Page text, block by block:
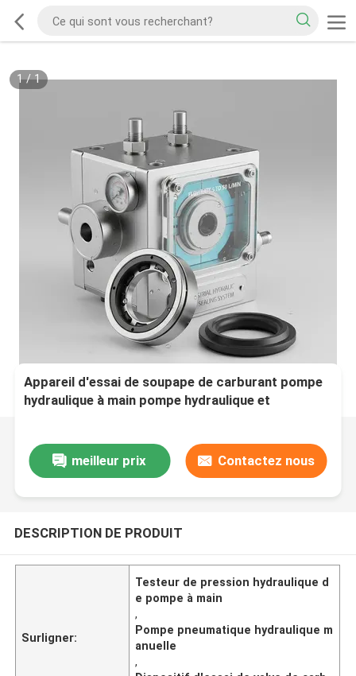
1/1
Appareil d'essai de soupape de carburant pompe
hydraulique à main pompe hydraulique et
meilleur prix
Contactez nous
DESCRIPTION DE PRODUIT
Surligner:
Testeur de pression hydraulique d
e pompe à main
,
Pompe pneumatique hydraulique m
anuelle
,